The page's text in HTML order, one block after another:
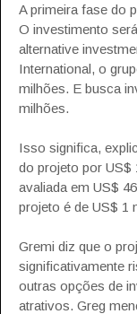
A primeira fase do
O investimento
alternative
International, o
milhões. E busca
milhões.
Isso significa,
do projeto por US$
avaliada em US$
projeto é de US$ 1
Gremi diz que o
significativamente
outras opções de
atrativos. Greg